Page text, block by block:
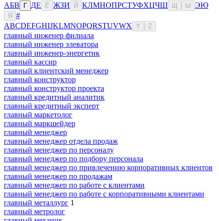
АБВ Г ДЕ Ё ЖЗИ Й КЛМНОПРСТУФХЦЧШ Ы ЭЮ
Я
#
ABCDEFGHIJKLMNOPQRSTUVWX Y Z
главный инженер филиала
главный инженер элеватора
главный инженер-энергетик
главный кассир
главный клиентский менеджер
главный конструктор
главный конструктор проекта
главный кредитный аналитик
главный кредитный эксперт
главный маркетолог
главный маркшейдер
главный менеджер
главный менеджер отдела продаж
главный менеджер по персоналу
главный менеджер по подбору персонала
главный менеджер по привлечению корпоративных клиентов
главный менеджер по продажам
главный менеджер по работе с клиентами
главный менеджер по работе с корпоративными клиентами
главный металлург 1
главный метролог